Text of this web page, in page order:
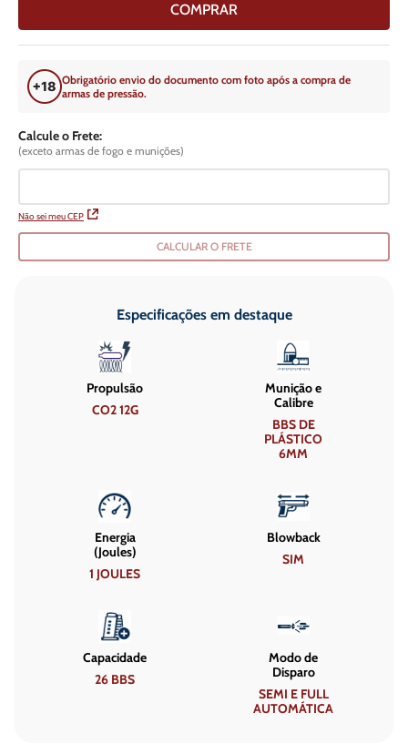
COMPRAR
Obrigatório envio do documento com foto após a compra de
armas de pressão.
Calcule o Frete:
(exceto armas de fogo e munições)
Não sei meu CEP
CALCULAR O FRETE
Especificações em destaque
Propulsão
CO2 12G
Munição e
Calibre
BBS DE
PLÁSTICO
6MM
Energia
(Joules)
1 JOULES
Blowback
SIM
Capacidade
26 BBS
Modo de
Disparo
SEMI E FULL
AUTOMÁTICA